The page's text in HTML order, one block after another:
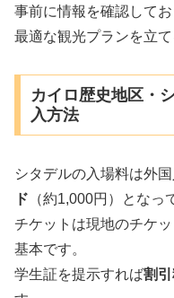
事前に情報を確認して
最適な観光プランを立て
カイロ歴史地区・
入方法
シタデルの入場料は外
ド （約1,000円）となっ
チケットは現地のチケ
基本です。
学生証を提示すれば割